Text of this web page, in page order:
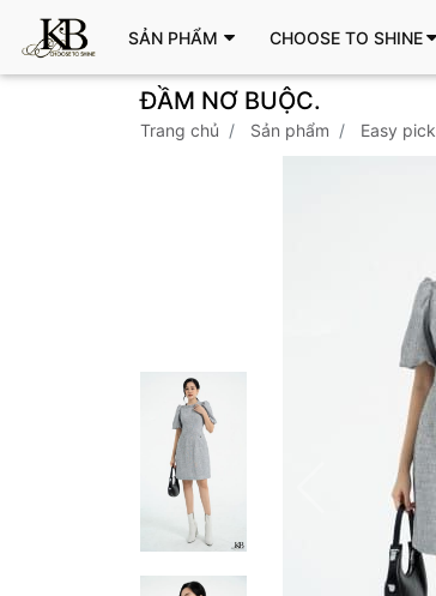
SẢN PHẨM CHOOSE TO SHINE
ĐẦM NƠ BUỘC.
trang chủ sản phẩm easy pick